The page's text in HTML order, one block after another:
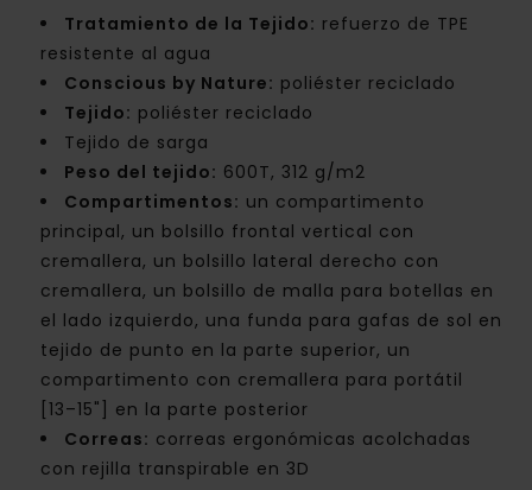
Tratamiento de la Tejido: refuerzo de TPE
resistente al agua
Conscious by Nature: poliéster reciclado
Tejido: poliéster reciclado
Tejido de sarga
Peso del tejido: 600T, 312 g/m2
Compartimentos: un compartimento
principal, un bolsillo frontal vertical con
cremallera, un bolsillo lateral derecho con
cremallera, un bolsillo de malla para botellas en
el lado izquierdo, una funda para gafas de sol en
tejido de punto en la parte superior, un
compartimento con cremallera para portátil
[13–15"] en la parte posterior
Correas: correas ergonómicas acolchadas
con rejilla transpirable en 3D